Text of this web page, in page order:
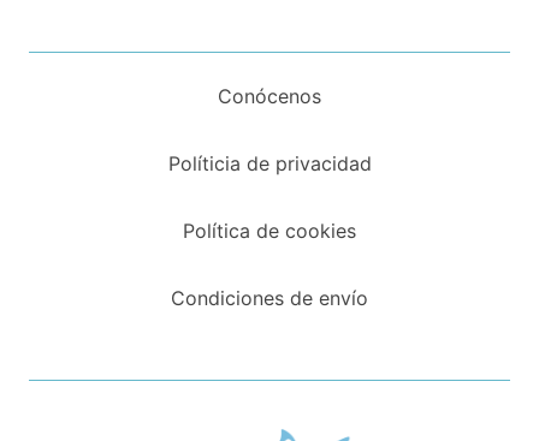
Conócenos
Políticia de privacidad
Política de cookies
Condiciones de envío